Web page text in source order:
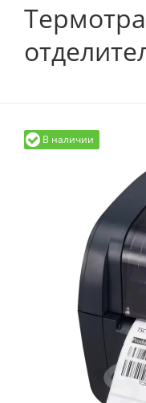
В наличии